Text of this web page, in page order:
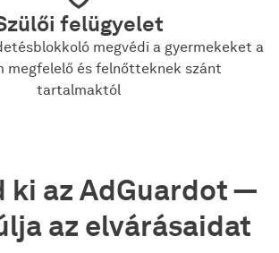
felügyelet
megvédi a gyermekeket a
megfelelő és felnőtteknek szánt
tartalmaktól
ki az AdGuardot —
az elvárásaidat